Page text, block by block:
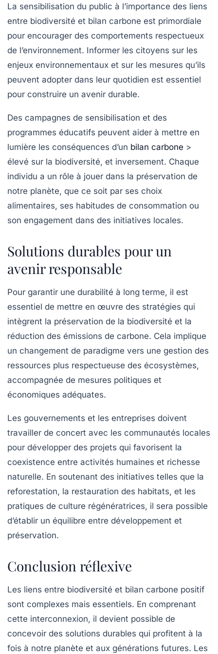
La sensibilisation du public à l’importance des liens
entre biodiversité et bilan carbone est primordiale
pour encourager des comportements respectueux
de l’environnement. Informer les citoyens sur les
enjeux environnementaux et sur les mesures qu’ils
peuvent adopter dans leur quotidien est essentiel
pour construire un avenir durable.
Des campagnes de sensibilisation et des
programmes éducatifs peuvent aider à mettre en
lumière les conséquences d’un bilan carbone >
élevé sur la biodiversité, et inversement. Chaque
individu a un rôle à jouer dans la préservation de
notre planète, que ce soit par ses choix
alimentaires, ses habitudes de consommation ou
son engagement dans des initiatives locales.
Solutions durables pour un
avenir responsable
Pour garantir une durabilité à long terme, il est
essentiel de mettre en œuvre des stratégies qui
intègrent la préservation de la biodiversité et la
réduction des émissions de carbone. Cela implique
un changement de paradigme vers une gestion des
ressources plus respectueuse des écosystèmes,
accompagnée de mesures politiques et
économiques adéquates.
Les gouvernements et les entreprises doivent
travailler de concert avec les communautés locales
pour développer des projets qui favorisent la
coexistence entre activités humaines et richesse
naturelle. En soutenant des initiatives telles que la
reforestation, la restauration des habitats, et les
pratiques de culture régénératrices, il sera possible
d’établir un équilibre entre développement et
préservation.
Conclusion réflexive
Les liens entre biodiversité et bilan carbone positif
sont complexes mais essentiels. En comprenant
cette interconnexion, il devient possible de
concevoir des solutions durables qui profitent à la
fois à notre planète et aux générations futures. Les